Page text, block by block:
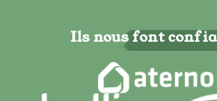
Ils nous font